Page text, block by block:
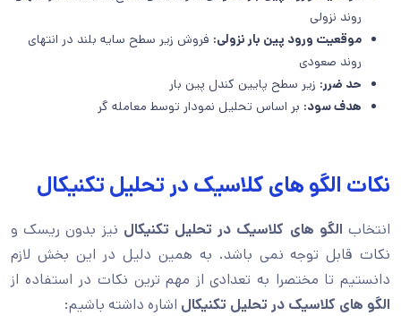
روند نزولی
موقعیت ورود پین بار نزولی: فروش زیر سطح سایه بلند در انتهای
روند صعودی
حد ضرر: زیر سطح پایین کندل پین بار
هدف سود: بر اساس تحلیل نمودار توسط معامله گر
نکات الگو های کلاسیک در تحلیل تکنیکال
انتخابالگو های کلاسیک در تحلیل تکنیکال نیز بدون ریسک و
نکات قابل توجه نمی باشد. به همین دلیل در این بخش لازم
دانستیم تا مختصرا به تعدادی از مهم ترین نکات در استفاده از
الگو های کلاسیک در تحلیل تکنیکال اشاره داشته باشیم: